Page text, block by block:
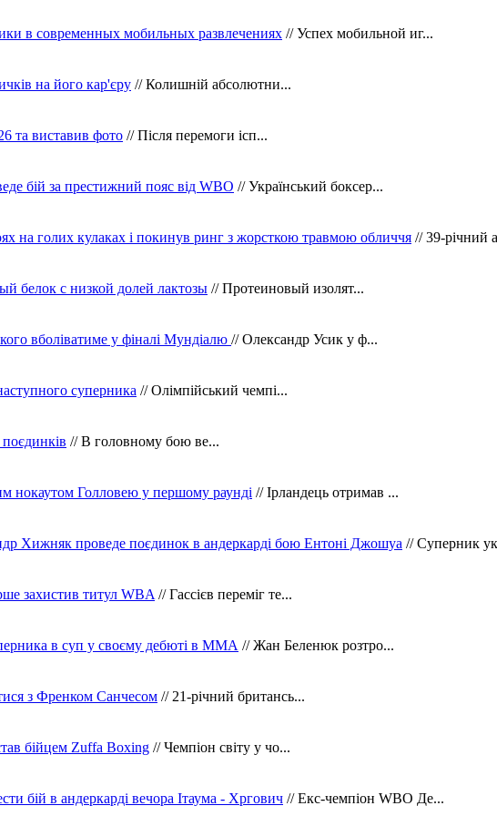
в современных мобильных развлечениях // Успех мобильной иг...
на його кар'єру // Колишній абсолютни...
та виставив фото // Після перемоги ісп...
бій за престижний пояс від WBO // Український боксер...
на голих кулаках і покинув ринг з жорсткою травмою обличчя // 39-річний
белок с низкой долей лактозы // Протеиновый изолят...
вболіватиме у фіналі Мундіалю // Олександр Усик у ф...
суперника // Олімпійський чемпі...
// В головному бою ве...
нокаутом Голловею у першому раунді // Ірландець отримав ...
Хижняк проведе поєдинок в андеркарді бою Ентоні Джошуа // Суперник
захистив титул WBA // Гассієв переміг те...
в суп у своєму дебюті в ММА // Жан Беленюк розтро...
з Френком Санчесом // 21-річний британсь...
бійцем Zuffa Boxing // Чемпіон світу у чо...
бій в андеркарді вечора Ітаума - Хргович // Екс-чемпіон WBO Де...